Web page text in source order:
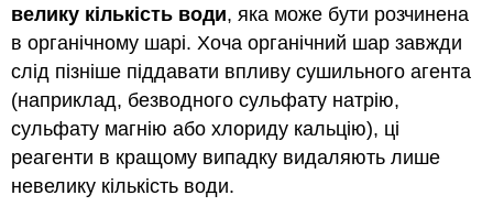
велику кількість води, яка може бути розчинена
в органічному шарі. Хоча органічний шар завжди
слід пізніше піддавати впливу сушильного агента
(наприклад, безводного сульфату натрію,
сульфату магнію або хлориду кальцію), ці
реагенти в кращому випадку видаляють лише
невелику кількість води.